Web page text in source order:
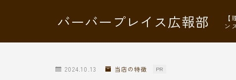
バーバープレイス広報部
ン
2024.10.13 当店の特徴 PR